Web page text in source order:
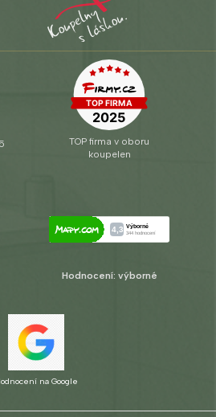
TOP firma v oboru
koupelen
Hodnocení: výborné
na Google